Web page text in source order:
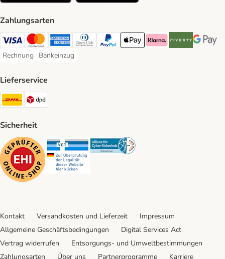
Zahlungsarten
Visa Payment Method
Mastercard Payment Method
American Express Payment Method
Diners Club Payment Method
PayPal Payment Method
Apple Pay Payment Method
Klarna Payment Method
Riverty Payment
Google
Rechnung
Rechnung Payment Method
Bankeinzug
Bankeinzug Payment Method
Lieferservice
DHL Shipping Method
Sicherheit
Security Security Security
Kontakt Versandkosten und Lieferzeit
Impressum
Allgemeine Geschäftsbedingungen
Digital Services Act
Vertrag widerrufen
Entsorgungs- und Umweltbestimmungen
Zahlungsarten
Über uns Partnerprogramme Karriere